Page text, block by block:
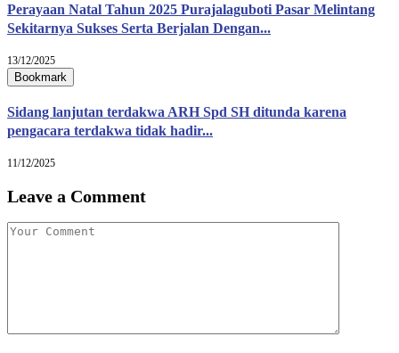
Perayaan Natal Tahun 2025 Purajalaguboti Pasar Melintang
Sekitarnya Sukses Serta Berjalan Dengan...
13/12/2025
Bookmark
Sidang lanjutan terdakwa ARH Spd SH ditunda karena
pengacara terdakwa tidak hadir...
11/12/2025
Leave a Comment